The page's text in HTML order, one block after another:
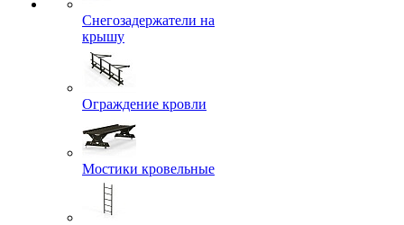
Снегозадержатели на
крышу
Ограждение кровли
Мостики кровельные